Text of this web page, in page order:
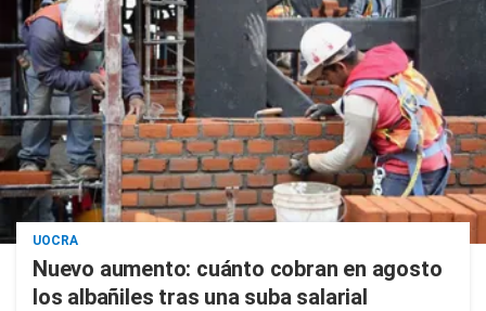
UOCRA
Nuevo aumento: cuánto cobran en agosto
los albañiles tras una suba salarial